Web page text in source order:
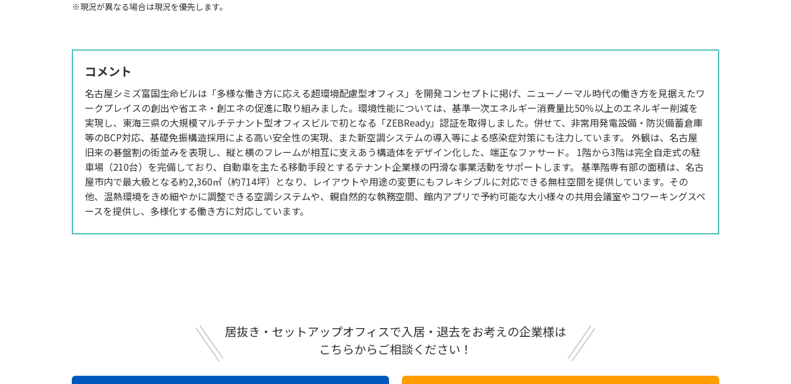
※現況が異なる場合は現況を優先します。
コメント
名古屋シミズ富国生命ビルは「多様な働き方に応える超環境配慮型オフィス」を開発コンセプトに掲げ、ニューノーマル時代の働き方を見据えたワ
ークプレイスの創出や省エネ・創エネの促進に取り組みました。環境性能については、基準一次エネルギー消費量比50％以上のエネルギー削減を
実現し、東海三県の大規模マルチテナント型オフィスビルで初となる「ZEBReady」認証を取得しました。併せて、非常用発電設備・防災備蓄倉庫
等のBCP対応、基礎免振構造採用による高い安全性の実現、また新空調システムの導入等による感染症対策にも注力しています。 外観は、名古屋
旧来の碁盤割の街並みを表現し、縦と横のフレームが相互に支えあう構造体をデザイン化した、端正なファサード。 1階から3階は完全自走式の駐
車場（210台）を完備しており、自動車を主たる移動手段とするテナント企業様の円滑な事業活動をサポートします。 基準階専有部の面積は、名古
屋市内で最大級となる約2,360㎡（約714坪）となり、レイアウトや用途の変更にもフレキシブルに対応できる無柱空間を提供しています。その
他、温熱環境をきめ細やかに調整できる空調システムや、親自然的な執務空間、館内アプリで予約可能な大小様々の共用会議室やコワーキングスペ
ースを提供し、多様化する働き方に対応しています。
居抜き・セットアップオフィスで入居・退去をお考えの企業様は
こちらからご相談ください！